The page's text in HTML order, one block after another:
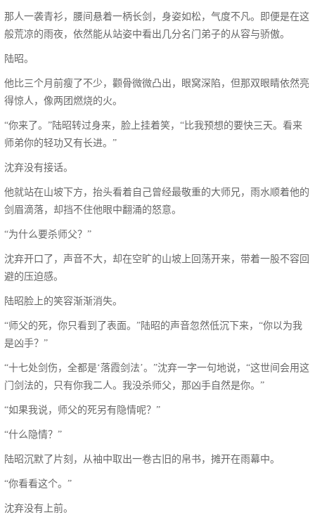
那人一袭青衫，腰间悬着一柄长剑，身姿如松，气度不凡。即便是在这
般荒凉的雨夜，依然能从站姿中看出几分名门弟子的从容与骄傲。
陆昭。
他比三个月前瘦了不少，颧骨微微凸出，眼窝深陷，但那双眼睛依然亮
得惊人，像两团燃烧的火。
“你来了。”陆昭转过身来，脸上挂着笑，“比我预想的要快三天。看来
师弟你的轻功又有长进。”
沈弃没有接话。
他就站在山坡下方，抬头看着自己曾经最敬重的大师兄，雨水顺着他的
剑眉滴落，却挡不住他眼中翻涌的怒意。
“为什么要杀师父？”
沈弃开口了，声音不大，却在空旷的山坡上回荡开来，带着一股不容回
避的压迫感。
陆昭脸上的笑容渐渐消失。
“师父的死，你只看到了表面。”陆昭的声音忽然低沉下来，“你以为我
是凶手？”
“十七处剑伤，全都是‘落霞剑法’。”沈弃一字一句地说，“这世间会用这
门剑法的，只有你我二人。我没杀师父，那凶手自然是你。”
“如果我说，师父的死另有隐情呢？”
“什么隐情？”
陆昭沉默了片刻，从袖中取出一卷古旧的帛书，摊开在雨幕中。
“你看看这个。”
沈弃没有上前。